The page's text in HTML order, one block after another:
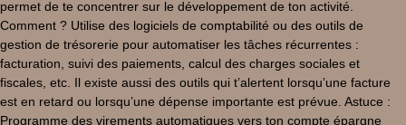
permet de te concentrer sur le développement de ton activité.
Comment ? Utilise des logiciels de comptabilité ou des outils de
gestion de trésorerie pour automatiser les tâches récurrentes :
facturation, suivi des paiements, calcul des charges sociales et
fiscales, etc. Il existe aussi des outils qui t’alertent lorsqu’une facture
est en retard ou lorsqu’une dépense importante est prévue. Astuce :
Programme des virements automatiques vers ton compte épargne